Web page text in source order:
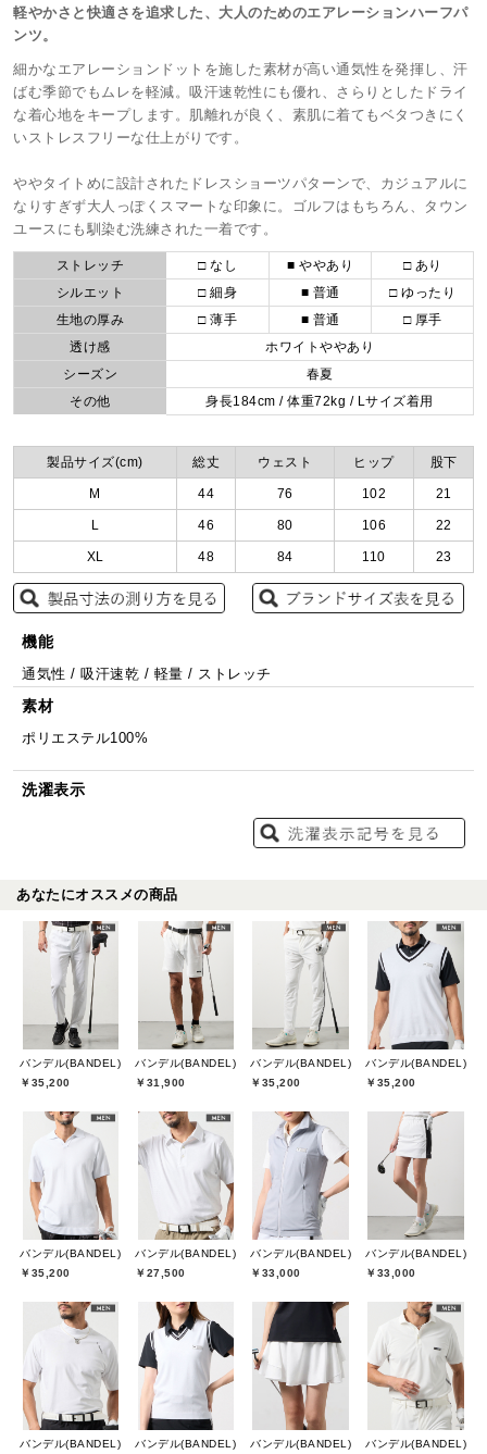
軽やかさと快適さを追求した、大人のためのエアレーションハーフパ
ンツ。
細かなエアレーションドットを施した素材が高い通気性を発揮し、汗
ばむ季節でもムレを軽減。吸汗速乾性にも優れ、さらりとしたドライ
な着心地をキープします。肌離れが良く、素肌に着てもベタつきにく
いストレスフリーな仕上がりです。
ややタイトめに設計されたドレスショーツパターンで、カジュアルに
なりすぎず大人っぽくスマートな印象に。ゴルフはもちろん、タウン
ユースにも馴染む洗練された一着です。
ストレッチ □ なし ■ ややあり
□ あり
シルエット
□ 細身 ■ 普通
□ ゆったり
生地の厚み
□ 薄手 ■ 普通
□ 厚手
透け感
ホワイトややあり
シーズン
春夏
その他
身長184cm / 体重72kg / Lサイズ着用
製品サイズ(cm) 総丈 ウェスト ヒップ 股下
M 44 76 102 21
L 46 80 106 22
XL 48 84 110 23
機能
通気性 / 吸汗速乾 / 軽量 / ストレッチ
素材
ポリエステル100%
洗濯表示
あなたにオススメの商品
バンデル(BANDEL)
￥35,200
バンデル(BANDEL)
￥31,900
バンデル(BANDEL)
￥35,200
バンデル(BANDEL)
￥35,200
バンデル(BANDEL)
￥35,200
バンデル(BANDEL)
￥27,500
バンデル(BANDEL)
￥33,000
バンデル(BANDEL)
￥33,000
バンデル(BANDEL)
バンデル(BANDEL)
バンデル(BANDEL)
バンデル(BANDEL)